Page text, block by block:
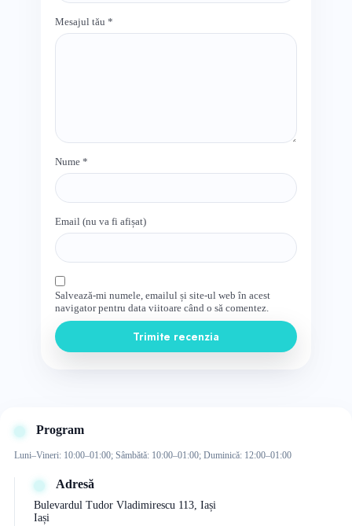
Mesajul tău *
Nume *
Email (nu va fi afișat)
Salvează-mi numele, emailul și site-ul web în acest
navigator pentru data viitoare când o să comentez.
Trimite recenzia
Program
Luni–Vineri: 10:00–01:00; Sâmbătă: 10:00–01:00; Duminică: 12:00–01:00
Adresă
Bulevardul Tudor Vladimirescu 113, Iași
Iași